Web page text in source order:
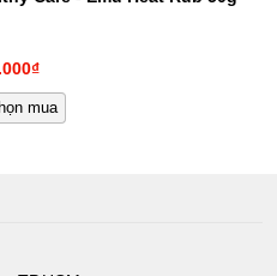
mua